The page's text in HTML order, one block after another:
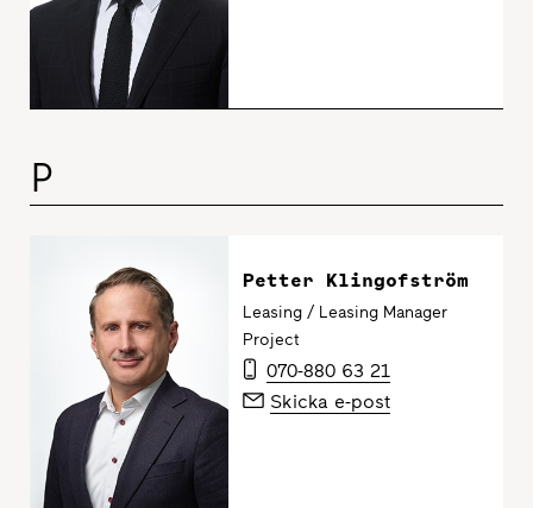
P
Petter Klingofström
Leasing / Leasing Manager
Project
070-880 63 21
Skicka e-post